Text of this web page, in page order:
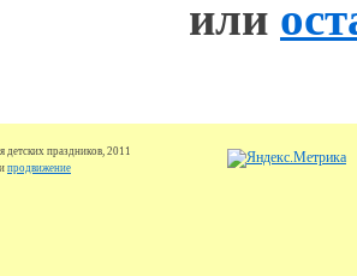
или
детских праздников, 2011
и продвижение